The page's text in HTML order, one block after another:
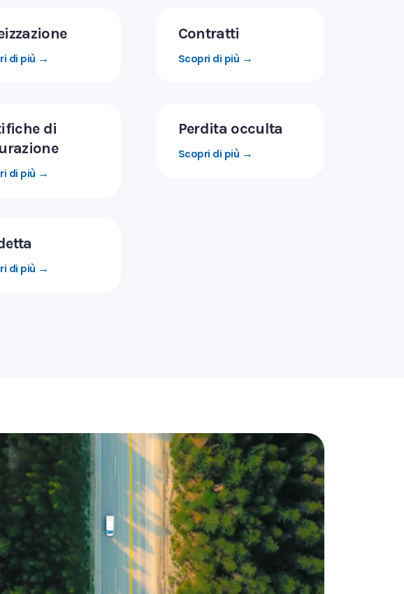
di più →
Contratti
Scopri di più →
di
di più →
Perdita occulta
Scopri di più →
di più →